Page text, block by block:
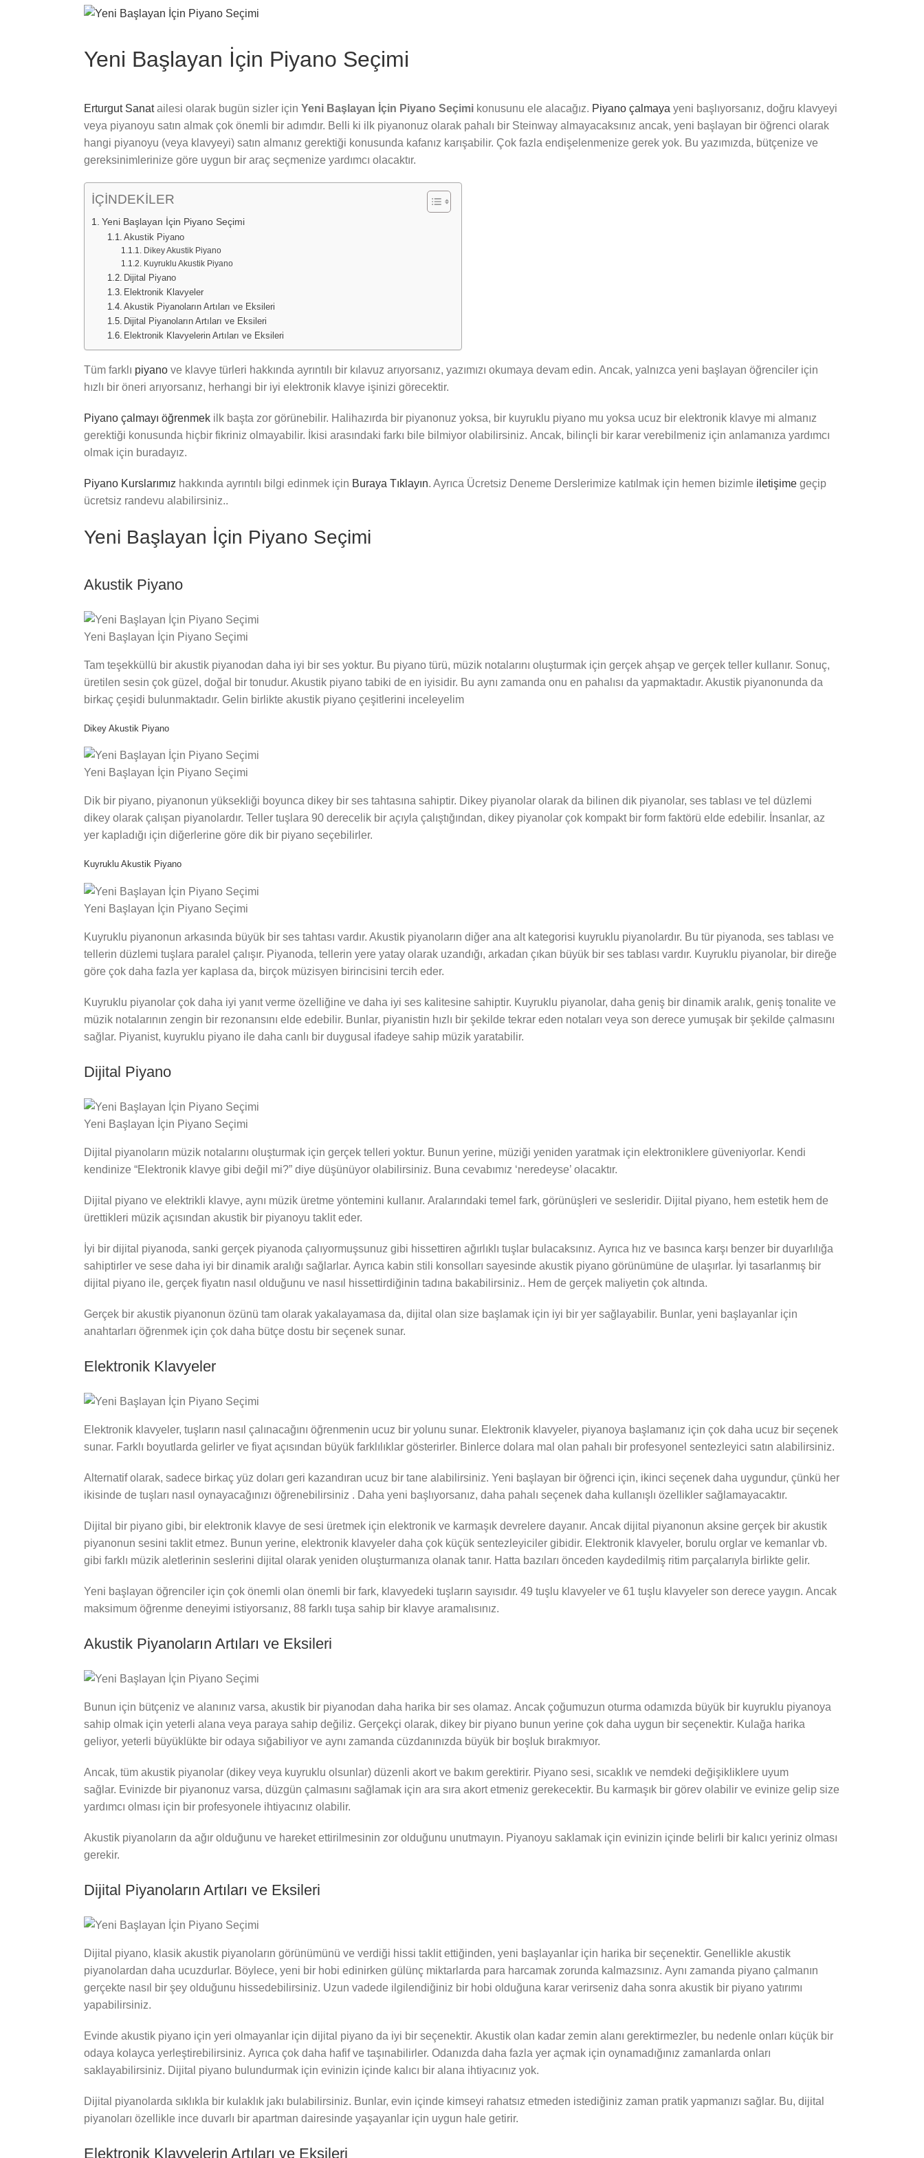
View
Yeni Başlayan İçin Piyano Seçimi
Erturgut Sanatailesi olarak bugün sizler için Yeni Başlayan İçin Piyano Seçimi konusunu ele alacağız. Piyano çalmaya yeni başlıyorsanız, doğru klavyeyi
veya piyanoyu satın almak çok önemli bir adımdır. Belli ki ilk piyanonuz olarak pahalı bir Steinway almayacaksınız ancak, yeni başlayan bir öğrenci olarak
hangi piyanoyu (veya klavyeyi) satın almanız gerektiği konusunda kafanız karışabilir. Çok fazla endişelenmenize gerek yok. Bu yazımızda, bütçenize ve
gereksinimlerinize göre uygun bir araç seçmenize yardımcı olacaktır.
İÇİNDEKİLER
Yeni Başlayan İçin Piyano Seçimi
Akustik Piyano
Dikey Akustik Piyano
Kuyruklu Akustik Piyano
Dijital Piyano
Elektronik Klavyeler
Akustik Piyanoların Artıları ve Eksileri
Dijital Piyanoların Artıları ve Eksileri
Elektronik Klavyelerin Artıları ve Eksileri
Tüm farklı piyano ve klavye türleri hakkında ayrıntılı bir kılavuz arıyorsanız, yazımızı okumaya devam edin. Ancak, yalnızca yeni başlayan öğrenciler için
hızlı bir öneri arıyorsanız, herhangi bir iyi elektronik klavye işinizi görecektir.
Piyano çalmayı öğrenmek ilk başta zor görünebilir. Halihazırda bir piyanonuz yoksa, bir kuyruklu piyano mu yoksa ucuz bir elektronik klavye mi almanız
gerektiği konusunda hiçbir fikriniz olmayabilir. İkisi arasındaki farkı bile bilmiyor olabilirsiniz. Ancak, bilinçli bir karar verebilmeniz için anlamanıza yardımcı
olmak için buradayız.
Piyano Kurslarımız hakkında ayrıntılı bilgi edinmek için Buraya Tıklayın. Ayrıca Ücretsiz Deneme Derslerimize katılmak için hemen bizimle iletişime geçip
ücretsiz randevu alabilirsiniz..
Yeni Başlayan İçin Piyano Seçimi
Akustik Piyano
Yeni Başlayan İçin Piyano Seçimi
Tam teşekküllü bir akustik piyanodan daha iyi bir ses yoktur. Bu piyano türü, müzik notalarını oluşturmak için gerçek ahşap ve gerçek teller kullanır. Sonuç,
üretilen sesin çok güzel, doğal bir tonudur. Akustik piyano tabiki de en iyisidir. Bu aynı zamanda onu en pahalısı da yapmaktadır. Akustik piyanonunda da
birkaç çeşidi bulunmaktadır. Gelin birlikte akustik piyano çeşitlerini inceleyelim
Dikey Akustik Piyano
Yeni Başlayan İçin Piyano Seçimi
Dik bir piyano, piyanonun yüksekliği boyunca dikey bir ses tahtasına sahiptir. Dikey piyanolar olarak da bilinen dik piyanolar, ses tablası ve tel düzlemi
dikey olarak çalışan piyanolardır. Teller tuşlara 90 derecelik bir açıyla çalıştığından, dikey piyanolar çok kompakt bir form faktörü elde edebilir. İnsanlar, az
yer kapladığı için diğerlerine göre dik bir piyano seçebilirler.
Kuyruklu Akustik Piyano
Yeni Başlayan İçin Piyano Seçimi
Kuyruklu piyanonun arkasında büyük bir ses tahtası vardır. Akustik piyanoların diğer ana alt kategorisi kuyruklu piyanolardır. Bu tür piyanoda, ses tablası ve
tellerin düzlemi tuşlara paralel çalışır. Piyanoda, tellerin yere yatay olarak uzandığı, arkadan çıkan büyük bir ses tablası vardır. Kuyruklu piyanolar, bir direğe
göre çok daha fazla yer kaplasa da, birçok müzisyen birincisini tercih eder.
Kuyruklu piyanolar çok daha iyi yanıt verme özelliğine ve daha iyi ses kalitesine sahiptir. Kuyruklu piyanolar, daha geniş bir dinamik aralık, geniş tonalite ve
müzik notalarının zengin bir rezonansını elde edebilir. Bunlar, piyanistin hızlı bir şekilde tekrar eden notaları veya son derece yumuşak bir şekilde çalmasını
sağlar. Piyanist, kuyruklu piyano ile daha canlı bir duygusal ifadeye sahip müzik yaratabilir.
Dijital Piyano
Yeni Başlayan İçin Piyano Seçimi
Dijital piyanoların müzik notalarını oluşturmak için gerçek telleri yoktur. Bunun yerine, müziği yeniden yaratmak için elektroniklere güveniyorlar. Kendi
kendinize “Elektronik klavye gibi değil mi?” diye düşünüyor olabilirsiniz. Buna cevabımız ‘neredeyse’ olacaktır.
Dijital piyano ve elektrikli klavye, aynı müzik üretme yöntemini kullanır. Aralarındaki temel fark, görünüşleri ve sesleridir. Dijital piyano, hem estetik hem de
ürettikleri müzik açısından akustik bir piyanoyu taklit eder.
İyi bir dijital piyanoda, sanki gerçek piyanoda çalıyormuşsunuz gibi hissettiren ağırlıklı tuşlar bulacaksınız. Ayrıca hız ve basınca karşı benzer bir duyarlılığa
sahiptirler ve sese daha iyi bir dinamik aralığı sağlarlar. Ayrıca kabin stili konsolları sayesinde akustik piyano görünümüne de ulaşırlar. İyi tasarlanmış bir
dijital piyano ile, gerçek fiyatın nasıl olduğunu ve nasıl hissettirdiğinin tadına bakabilirsiniz.. Hem de gerçek maliyetin çok altında.
Gerçek bir akustik piyanonun özünü tam olarak yakalayamasa da, dijital olan size başlamak için iyi bir yer sağlayabilir. Bunlar, yeni başlayanlar için
anahtarları öğrenmek için çok daha bütçe dostu bir seçenek sunar.
Elektronik Klavyeler
Elektronik klavyeler, tuşların nasıl çalınacağını öğrenmenin ucuz bir yolunu sunar. Elektronik klavyeler, piyanoya başlamanız için çok daha ucuz bir seçenek
sunar. Farklı boyutlarda gelirler ve fiyat açısından büyük farklılıklar gösterirler. Binlerce dolara mal olan pahalı bir profesyonel sentezleyici satın alabilirsiniz.
Alternatif olarak, sadece birkaç yüz doları geri kazandıran ucuz bir tane alabilirsiniz. Yeni başlayan bir öğrenci için, ikinci seçenek daha uygundur, çünkü her
ikisinde de tuşları nasıl oynayacağınızı öğrenebilirsiniz . Daha yeni başlıyorsanız, daha pahalı seçenek daha kullanışlı özellikler sağlamayacaktır.
Dijital bir piyano gibi, bir elektronik klavye de sesi üretmek için elektronik ve karmaşık devrelere dayanır. Ancak dijital piyanonun aksine gerçek bir akustik
piyanonun sesini taklit etmez. Bunun yerine, elektronik klavyeler daha çok küçük sentezleyiciler gibidir. Elektronik klavyeler, borulu orglar ve kemanlar vb.
gibi farklı müzik aletlerinin seslerini dijital olarak yeniden oluşturmanıza olanak tanır. Hatta bazıları önceden kaydedilmiş ritim parçalarıyla birlikte gelir.
Yeni başlayan öğrenciler için çok önemli olan önemli bir fark, klavyedeki tuşların sayısıdır. 49 tuşlu klavyeler ve 61 tuşlu klavyeler son derece yaygın. Ancak
maksimum öğrenme deneyimi istiyorsanız, 88 farklı tuşa sahip bir klavye aramalısınız.
Akustik Piyanoların Artıları ve Eksileri
Bunun için bütçeniz ve alanınız varsa, akustik bir piyanodan daha harika bir ses olamaz. Ancak çoğumuzun oturma odamızda büyük bir kuyruklu piyanoya
sahip olmak için yeterli alana veya paraya sahip değiliz. Gerçekçi olarak, dikey bir piyano bunun yerine çok daha uygun bir seçenektir. Kulağa harika
geliyor, yeterli büyüklükte bir odaya sığabiliyor ve aynı zamanda cüzdanınızda büyük bir boşluk bırakmıyor.
Ancak, tüm akustik piyanolar (dikey veya kuyruklu olsunlar) düzenli akort ve bakım gerektirir. Piyano sesi, sıcaklık ve nemdeki değişikliklere uyum
sağlar. Evinizde bir piyanonuz varsa, düzgün çalmasını sağlamak için ara sıra akort etmeniz gerekecektir. Bu karmaşık bir görev olabilir ve evinize gelip size
yardımcı olması için bir profesyonele ihtiyacınız olabilir.
Akustik piyanoların da ağır olduğunu ve hareket ettirilmesinin zor olduğunu unutmayın. Piyanoyu saklamak için evinizin içinde belirli bir kalıcı yeriniz olması
gerekir.
Dijital Piyanoların Artıları ve Eksileri
Dijital piyano, klasik akustik piyanoların görünümünü ve verdiği hissi taklit ettiğinden, yeni başlayanlar için harika bir seçenektir. Genellikle akustik
piyanolardan daha ucuzdurlar. Böylece, yeni bir hobi edinirken gülünç miktarlarda para harcamak zorunda kalmazsınız. Aynı zamanda piyano çalmanın
gerçekte nasıl bir şey olduğunu hissedebilirsiniz. Uzun vadede ilgilendiğiniz bir hobi olduğuna karar verirseniz daha sonra akustik bir piyano yatırımı
yapabilirsiniz.
Evinde akustik piyano için yeri olmayanlar için dijital piyano da iyi bir seçenektir. Akustik olan kadar zemin alanı gerektirmezler, bu nedenle onları küçük bir
odaya kolayca yerleştirebilirsiniz. Ayrıca çok daha hafif ve taşınabilirler. Odanızda daha fazla yer açmak için oynamadığınız zamanlarda onları
saklayabilirsiniz. Dijital piyano bulundurmak için evinizin içinde kalıcı bir alana ihtiyacınız yok.
Dijital piyanolarda sıklıkla bir kulaklık jakı bulabilirsiniz. Bunlar, evin içinde kimseyi rahatsız etmeden istediğiniz zaman pratik yapmanızı sağlar. Bu, dijital
piyanoları özellikle ince duvarlı bir apartman dairesinde yaşayanlar için uygun hale getirir.
Elektronik Klavyelerin Artıları ve Eksileri